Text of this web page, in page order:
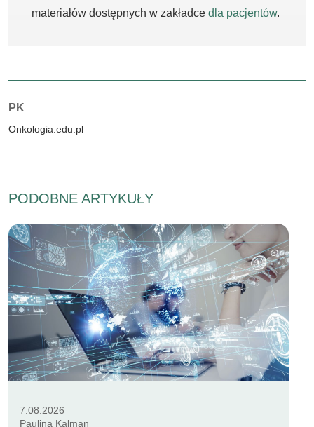
materiałów dostępnych w zakładce dla pacjentów.
Autorzy:
PK
Onkologia.edu.pl
PODOBNE ARTYKUŁY
7.08.2026
Paulina Kalman